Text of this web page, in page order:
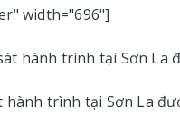
width="696"]
hành trình tại Sơn La